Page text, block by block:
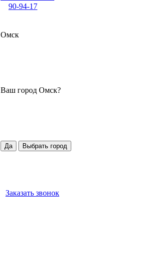
90-94-17
Омск
Ваш город Омск?
Да Выбрать город
Заказать звонок